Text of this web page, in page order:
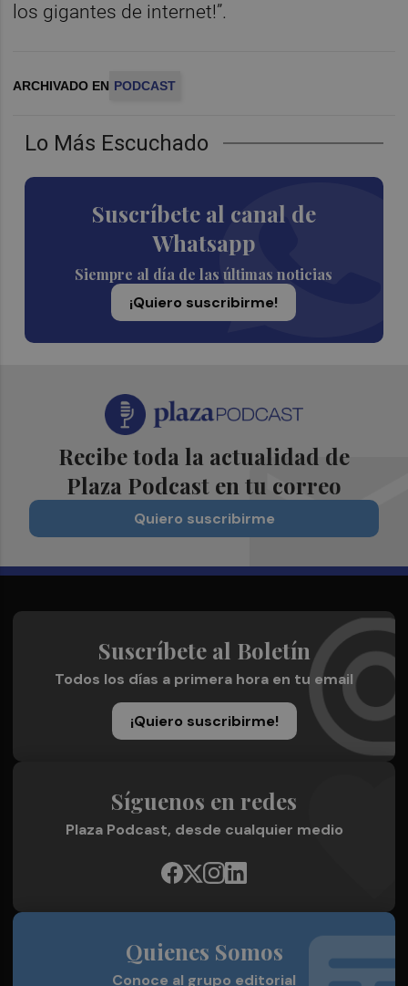
Lo Más Escuchado
Suscríbete al canal de
Whatsapp
Siempre al día de las últimas noticias
¡Quiero suscribirme!
los gigantes de internet!”.
ARCHIVADO EN PODCAST
Recibe toda la actualidad de
Plaza Podcast en tu correo
Quiero suscribirme
Suscríbete al Boletín
Todos los días a primera hora en tu email
¡Quiero suscribirme!
Síguenos en redes
Plaza Podcast, desde cualquier medio
Quienes Somos
Conoce al grupo editorial